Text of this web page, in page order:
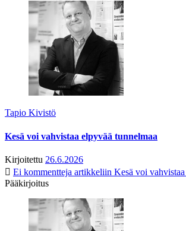
Tapio Kivistö
Kesä voi vahvistaa elpyvää tunnelmaa
Kirjoitettu 26.6.2026
Ei kommentteja artikkeliin Kesä voi
Pääkirjoitus